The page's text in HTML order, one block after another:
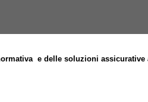
e delle soluzioni